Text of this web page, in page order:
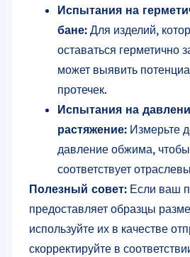
Испытания на
бане: Для изделий,
оставаться герметично
может выявить
протечек.
Испытания на
растяжение: Измерьте
давление обжима,
соответствует
Полезный совет: Если ваш
предоставляет образцы
используйте их в качестве
скорректируйте в